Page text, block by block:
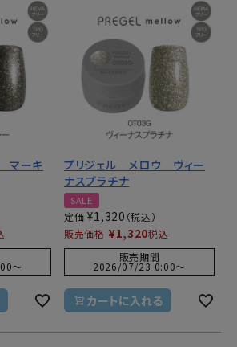
マーキ
〜
プリジェル メロウ ヴィー
ナスプラチナ
SALE
定価 ¥1,320
販売価格 ¥1,320税込
販売期間
2026/07/23 0:00〜
カートに入れる